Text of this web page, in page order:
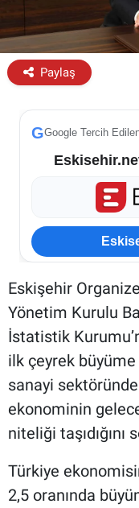
Paylaş
GGoogle Tercih
Eskişehir
Yönetim Kurulu
İstatistik
ilk çeyrek
sanayi
ekonominin
niteliği taşıdığını
Türkiye
2,5 oranında
Eskişehir